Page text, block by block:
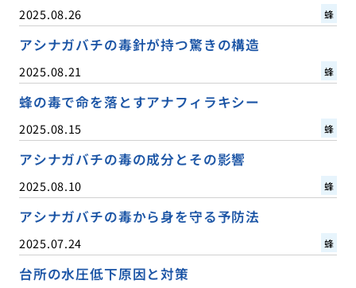
2025.08.26 蜂
アシナガバチの毒針が持つ驚きの構造
2025.08.21 蜂
蜂の毒で命を落とすアナフィラキシー
2025.08.15 蜂
アシナガバチの毒の成分とその影響
2025.08.10 蜂
アシナガバチの毒から身を守る予防法
2025.07.24 蜂
台所の水圧低下原因と対策